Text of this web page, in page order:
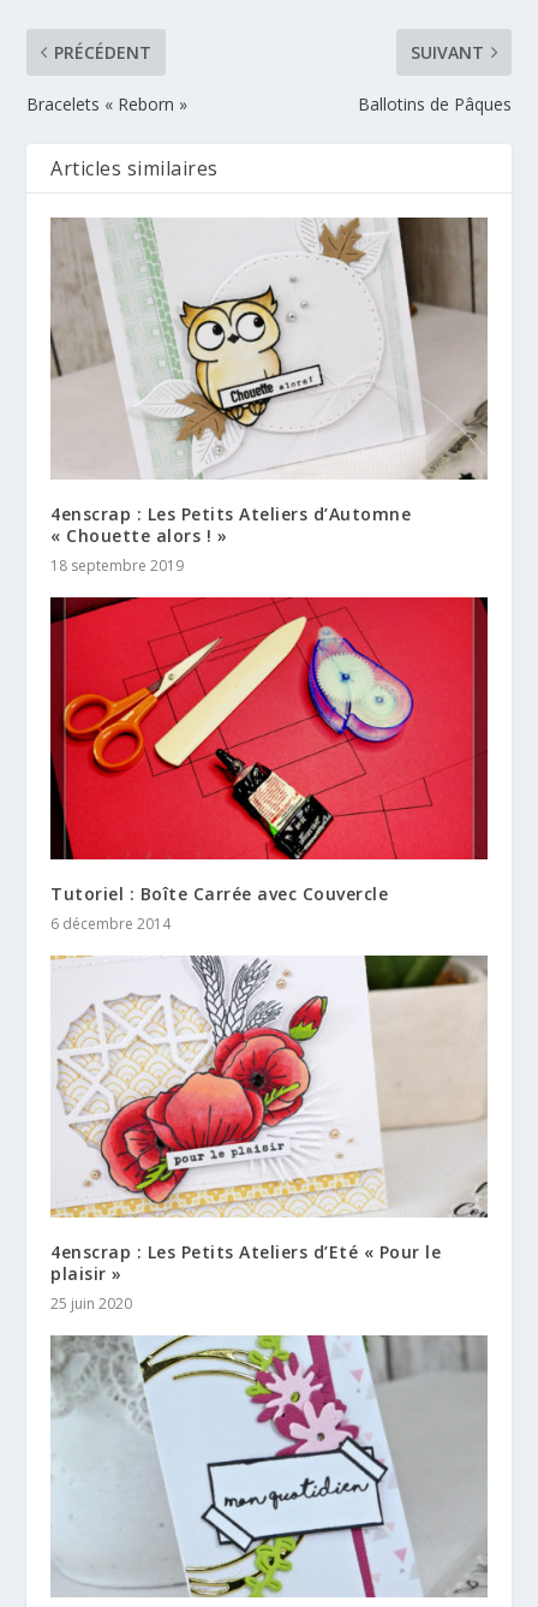
PRÉCÉDENT
Bracelets « Reborn »
SUIVANT
Ballotins de Pâques
Articles similaires
4enscrap : Les Petits Ateliers d’Automne
« Chouette alors ! »
18 septembre 2019
Tutoriel : Boîte Carrée avec Couvercle
6 décembre 2014
4enscrap : Les Petits Ateliers d’Eté « Pour le
plaisir »
25 juin 2020